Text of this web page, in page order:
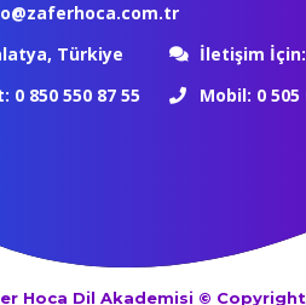
Türkiye
İletişim İçin:
0 850 550 87 55
Mobil: 0 505
Hoca Dil Akademisi © Copyright